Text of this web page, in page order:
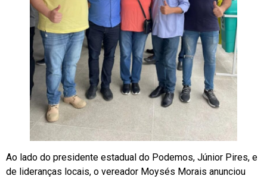
Ao lado do presidente estadual do Podemos, Júnior Pires, e
de lideranças locais, o vereador Moysés Morais anunciou